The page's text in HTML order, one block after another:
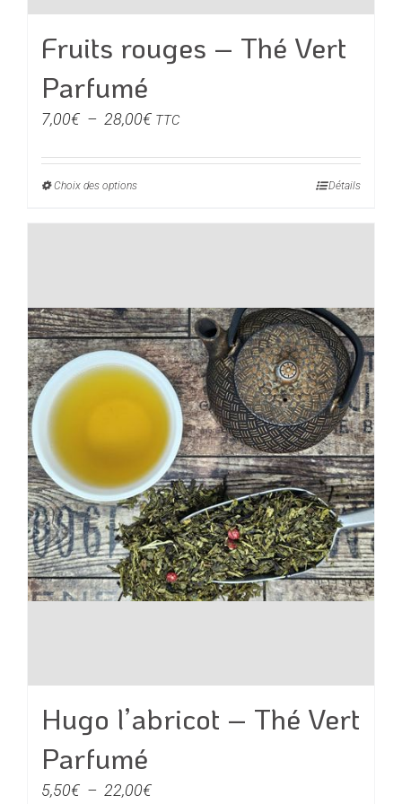
Fruits rouges – Thé Vert
Parfumé
7,00€ – 28,00€Plage
prix :
TTC
Choix des optionsCe
Les
options
peuvent
être
choisies
page
du
produit
Détails
Hugo l’abricot – Thé Vert
Parfumé
5,50€ – 22,00€Plage